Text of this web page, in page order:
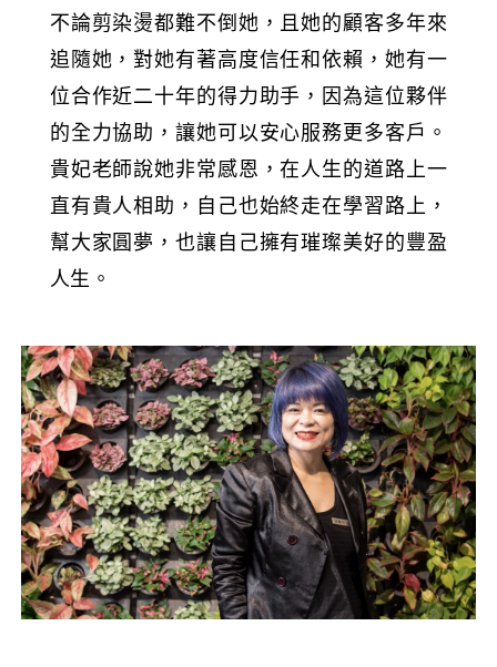
不論剪染燙都難不倒她，且她的顧客多年來
追隨她，對她有著高度信任和依賴，她有一
位合作近二十年的得力助手，因為這位夥伴
的全力協助，讓她可以安心服務更多客戶。
貴妃老師說她非常感恩，在人生的道路上一
直有貴人相助，自己也始終走在學習路上，
幫大家圓夢，也讓自己擁有璀璨美好的豐盈
人生。